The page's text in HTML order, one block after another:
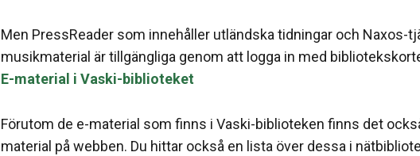
Men PressReader som innehåller utländska tidningar och Naxos-
musikmaterial är tillgängliga genom att logga in med
E-material i Vaski-biblioteket
Förutom de e-material som finns i Vaski-biblioteken finns det
material på webben. Du hittar också en lista över dessa i